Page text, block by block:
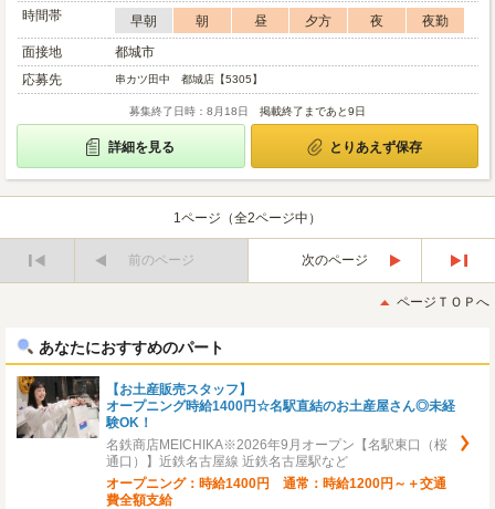
時間帯
早朝 朝 昼 夕方 夜
夜勤
面接地
都城市
応募先
串カツ田中 都城店【5305】
募集終了日時：8月18日 掲載終了まであと9日
詳細を見る とりあえず保存
1ページ（全2ページ中）
前のページ
次のページ
後
ページＴＯＰへ
あなたにおすすめのパート
【お土産販売スタッフ】
オープニング時給1400円☆名駅直結のお土産屋さん◎未経
験OK！
名鉄商店MEICHIKA※2026年9月オープン【名駅東口（桜
通口）】近鉄名古屋線 近鉄名古屋駅など
オープニング：時給1400円 通常：時給1200円～＋交通
費全額支給